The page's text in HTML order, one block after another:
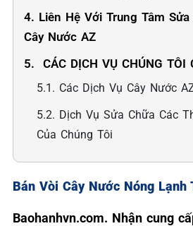
4. Liên Hệ Với Trung Tâm
Cây Nước AZ
5. ️ CÁC DỊCH VỤ CHÚNG TÔI
5.1. Các Dịch Vụ Cây Nước
5.2. Dịch Vụ Sửa Chữa Các
Của Chúng Tôi
Bán Vòi Cây Nước Nóng Lạnh
Baohanhvn.com. Nhận cung